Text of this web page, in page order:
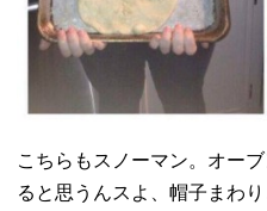
こちらもスノーマン。 オー
ると思うんスよ、帽子まわ